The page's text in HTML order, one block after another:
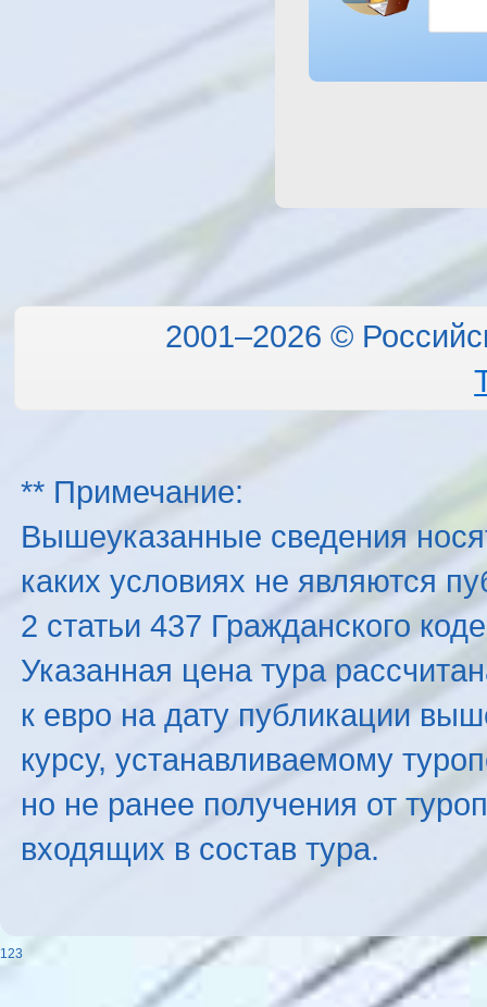
2001–2026 ©
** Примечание:
Вышеуказанные сведения
каких условиях не являются
2 статьи 437 Гражданского
Указанная цена тура
к евро на дату публикации
курсу, устанавливаемому
но не ранее получения от
входящих в состав тура.
123